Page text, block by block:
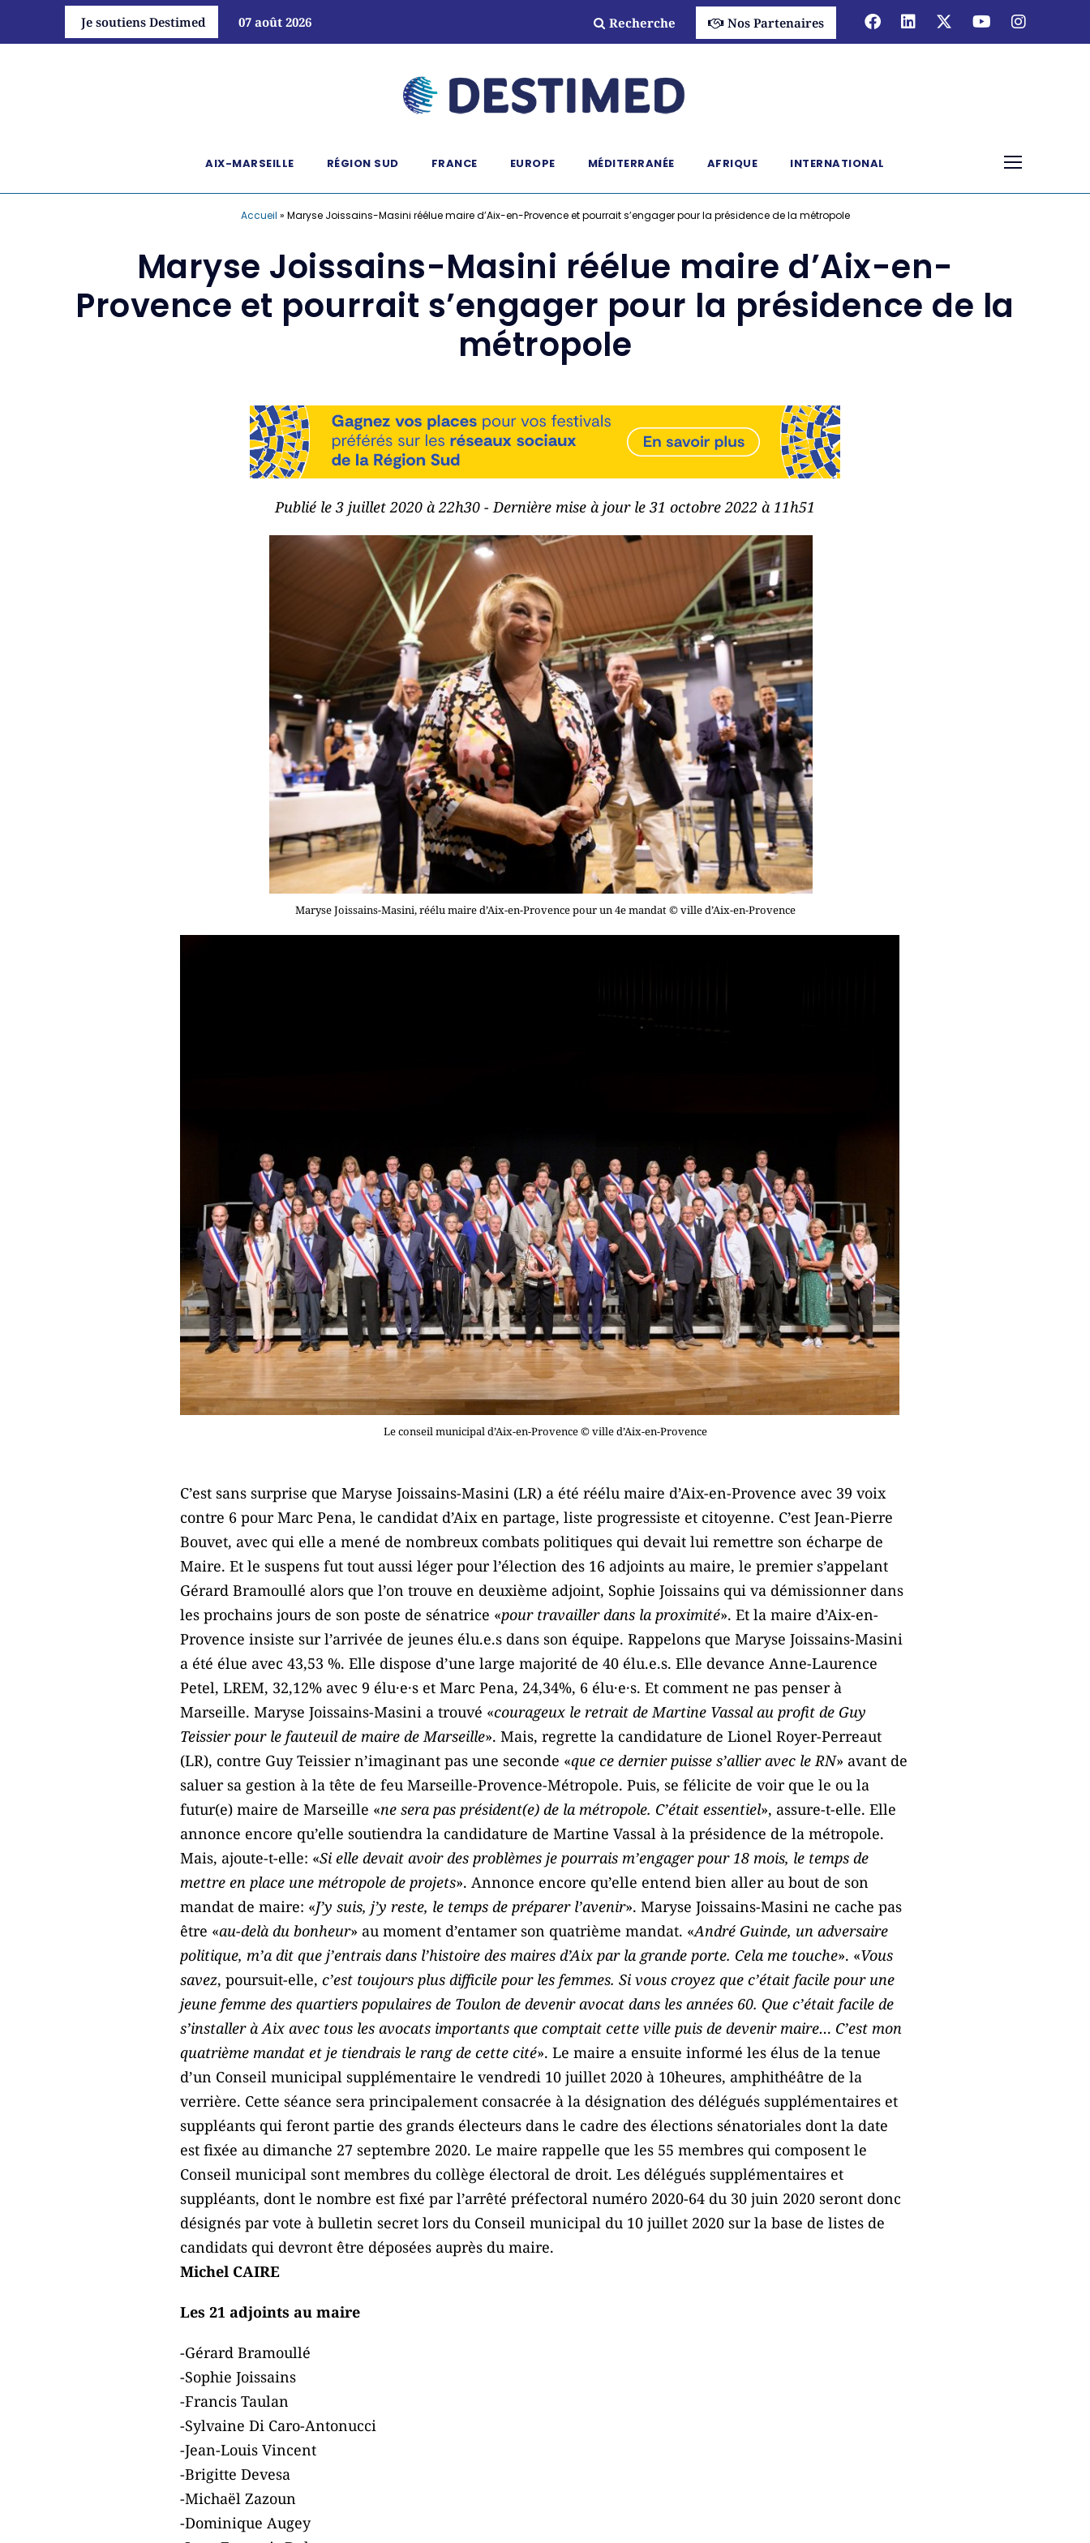
Je soutiens Destimed 07 août 2026 Recherche Nos Partenaires
AIX-MARSEILLE RÉGION SUD FRANCE EUROPE MÉDITERRANÉE AFRIQUE INTERNATIONAL
Accueil » Maryse Joissains-Masini réélue maire d’Aix-en-Provence et pourrait s’engager pour la présidence de la métropole
Maryse Joissains-Masini réélue maire d’Aix-en-
Provence et pourrait s’engager pour la présidence de la
métropole
Publié le 3 juillet 2020 à 22h30 - Dernière mise à jour le 31 octobre 2022 à 11h51
Maryse Joissains-Masini, réélu maire d’Aix-en-Provence pour un 4e mandat © ville d’Aix-en-Provence
Le conseil municipal d’Aix-en-Provence © ville d’Aix-en-Provence
C’est sans surprise que Maryse Joissains-Masini (LR) a été réélu maire d’Aix-en-Provence avec 39 voix
contre 6 pour Marc Pena, le candidat d’Aix en partage, liste progressiste et citoyenne. C’est Jean-Pierre
Bouvet, avec qui elle a mené de nombreux combats politiques qui devait lui remettre son écharpe de
Maire. Et le suspens fut tout aussi léger pour l’élection des 16 adjoints au maire, le premier s’appelant
Gérard Bramoullé alors que l’on trouve en deuxième adjoint, Sophie Joissains qui va démissionner dans
les prochains jours de son poste de sénatrice «pour travailler dans la proximité». Et la maire d’Aix-en-
Provence insiste sur l’arrivée de jeunes élu.e.s dans son équipe. Rappelons que Maryse Joissains-Masini
a été élue avec 43,53 %. Elle dispose d’une large majorité de 40 élu.e.s. Elle devance Anne-Laurence
Petel, LREM, 32,12% avec 9 élu·e·s et Marc Pena, 24,34%, 6 élu·e·s. Et comment ne pas penser à
Marseille. Maryse Joissains-Masini a trouvé «courageux le retrait de Martine Vassal au profit de Guy
Teissier pour le fauteuil de maire de Marseille». Mais, regrette la candidature de Lionel Royer-Perreaut
(LR), contre Guy Teissier n’imaginant pas une seconde «que ce dernier puisse s’allier avec le RN» avant de
saluer sa gestion à la tête de feu Marseille-Provence-Métropole. Puis, se félicite de voir que le ou la
futur(e) maire de Marseille «ne sera pas président(e) de la métropole. C’était essentiel», assure-t-elle. Elle
annonce encore qu’elle soutiendra la candidature de Martine Vassal à la présidence de la métropole.
Mais, ajoute-t-elle: «Si elle devait avoir des problèmes je pourrais m’engager pour 18 mois, le temps de
mettre en place une métropole de projets». Annonce encore qu’elle entend bien aller au bout de son
mandat de maire: «J’y suis, j’y reste, le temps de préparer l’avenir». Maryse Joissains-Masini ne cache pas
être «au-delà du bonheur» au moment d’entamer son quatrième mandat. «André Guinde, un adversaire
politique, m’a dit que j’entrais dans l’histoire des maires d’Aix par la grande porte. Cela me touche». «Vous
savez, poursuit-elle, c’est toujours plus difficile pour les femmes. Si vous croyez que c’était facile pour une
jeune femme des quartiers populaires de Toulon de devenir avocat dans les années 60. Que c’était facile de
s’installer à Aix avec tous les avocats importants que comptait cette ville puis de devenir maire… C’est mon
quatrième mandat et je tiendrais le rang de cette cité». Le maire a ensuite informé les élus de la tenue
d’un Conseil municipal supplémentaire le vendredi 10 juillet 2020 à 10heures, amphithéâtre de la
verrière. Cette séance sera principalement consacrée à la désignation des délégués supplémentaires et
suppléants qui feront partie des grands électeurs dans le cadre des élections sénatoriales dont la date
est fixée au dimanche 27 septembre 2020. Le maire rappelle que les 55 membres qui composent le
Conseil municipal sont membres du collège électoral de droit. Les délégués supplémentaires et
suppléants, dont le nombre est fixé par l’arrêté préfectoral numéro 2020-64 du 30 juin 2020 seront donc
désignés par vote à bulletin secret lors du Conseil municipal du 10 juillet 2020 sur la base de listes de
candidats qui devront être déposées auprès du maire.
Michel CAIRE
Les 21 adjoints au maire
-Gérard Bramoullé
-Sophie Joissains
-Francis Taulan
-Sylvaine Di Caro-Antonucci
-Jean-Louis Vincent
-Brigitte Devesa
-Michaël Zazoun
-Dominique Augey